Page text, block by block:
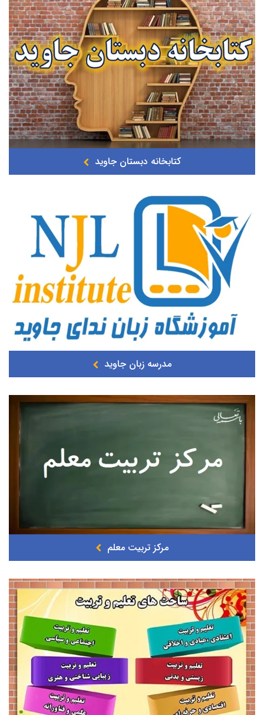
کتابخانه دبستان جاوید
مدرسه زبان جاوید
مرکز تربیت معلم